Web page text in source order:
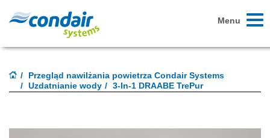
Menu
Przegląd nawilżania powietrza Condair Systems
Uzdatnianie wody
3-In-1 DRAABE TrePur